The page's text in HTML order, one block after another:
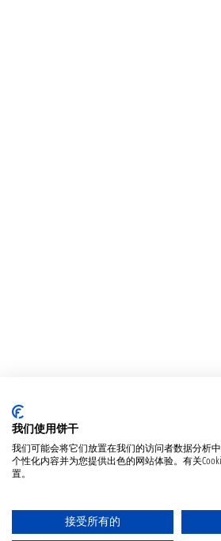
我们使用饼干
我们可能会将它们放置在我们的访问者数据分析
个性化内容并为您提供出色的网站体验。有关
置。
接受所有的